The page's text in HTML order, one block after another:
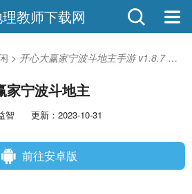
教师下载网
> 开心大赢家宁波斗地主手游 v1.8.7 官方安卓版-手机版下载
家宁波斗地主
智 更新：2023-10-31
前往安卓版